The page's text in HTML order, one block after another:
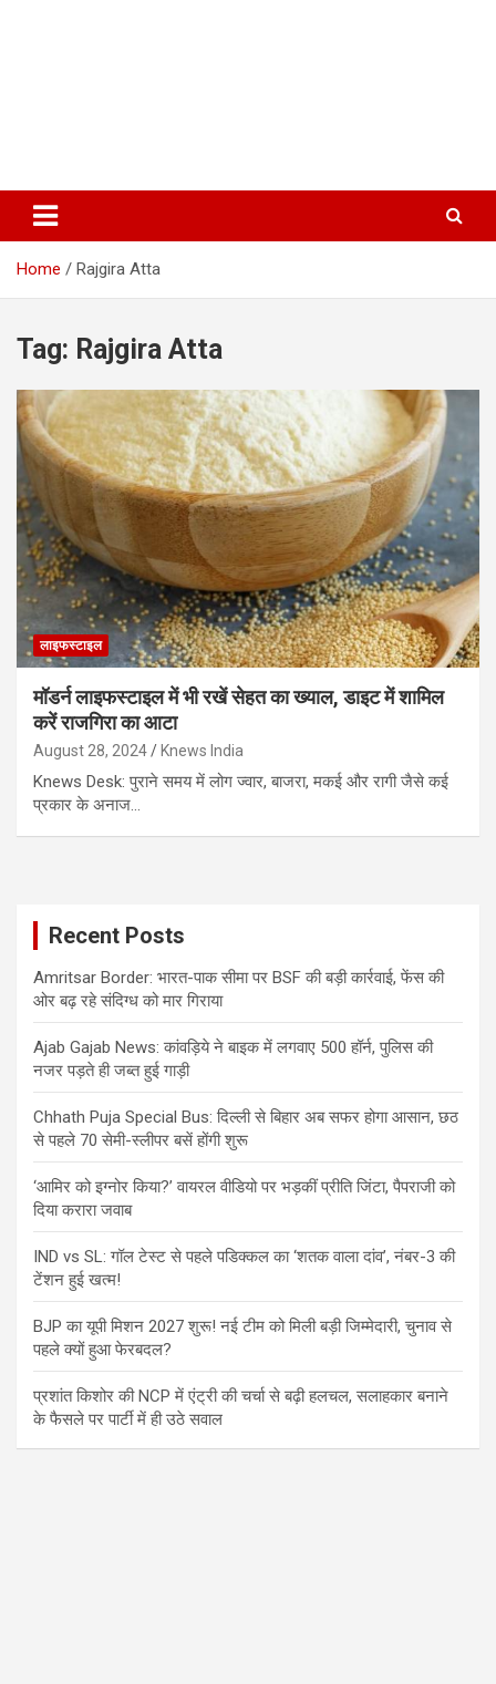
Home Rajgira Atta
Tag: Rajgira Atta
लाइफस्टाइल
मॉडर्न लाइफस्टाइल में भी रखें सेहत का ख्याल, डाइट में शामिल
करें राजगिरा का आटा
August 28, 2024 Knews India
Knews Desk: पुराने समय में लोग ज्वार, बाजरा, मकई और रागी जैसे कई
प्रकार के अनाज…
Recent Posts
Amritsar Border: भारत-पाक सीमा पर BSF की बड़ी कार्रवाई, फेंस की
ओर बढ़ रहे संदिग्ध को मार गिराया
Ajab Gajab News: कांवड़िये ने बाइक में लगवाए 500 हॉर्न, पुलिस की
नजर पड़ते ही जब्त हुई गाड़ी
Chhath Puja Special Bus: दिल्ली से बिहार अब सफर होगा आसान, छठ
से पहले 70 सेमी-स्लीपर बसें होंगी शुरू
‘आमिर को इग्नोर किया?’ वायरल वीडियो पर भड़कीं प्रीति जिंटा, पैपराजी को
दिया करारा जवाब
IND vs SL: गॉल टेस्ट से पहले पडिक्कल का ‘शतक वाला दांव’, नंबर-3 की
टेंशन हुई खत्म!
BJP का यूपी मिशन 2027 शुरू! नई टीम को मिली बड़ी जिम्मेदारी, चुनाव से
पहले क्यों हुआ फेरबदल?
प्रशांत किशोर की NCP में एंट्री की चर्चा से बढ़ी हलचल, सलाहकार बनाने
के फैसले पर पार्टी में ही उठे सवाल